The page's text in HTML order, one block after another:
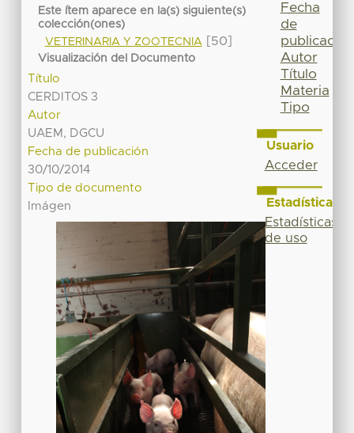
Este ítem aparece en la(s) siguiente(s)
colección(ones)
VETERINARIA Y ZOOTECNIA
[50]
Visualización del Documento
Título
CERDITOS 3
Autor
UAEM, DGCU
Fecha de publicación
30/10/2014
Tipo de documento
Imágen
Fecha
de
publicación
Autor
Título
Materia
Tipo
Usuario
Acceder
Estadísticas
Estadísticas
de uso